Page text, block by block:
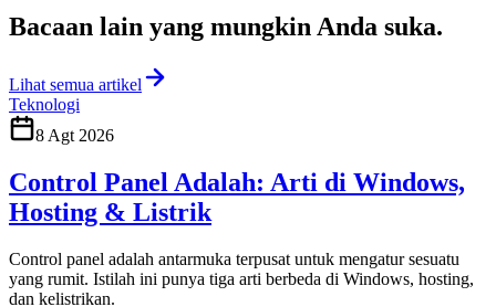
Bacaan lain yang mungkin Anda suka.
Lihat semua artikel
Teknologi
8 Agt 2026
Control Panel Adalah: Arti di Windows,
Hosting & Listrik
Control panel adalah antarmuka terpusat untuk mengatur sesuatu
yang rumit. Istilah ini punya tiga arti berbeda di Windows, hosting,
dan kelistrikan.